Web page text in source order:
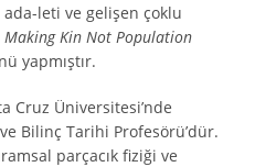
ada-leti ve gelişen çoklu
Making Kin Not Population
yapmıştır.
Cruz Üniversitesi’nde
Bilinç Tarihi Profesörü’dür.
parçacık fiziği ve